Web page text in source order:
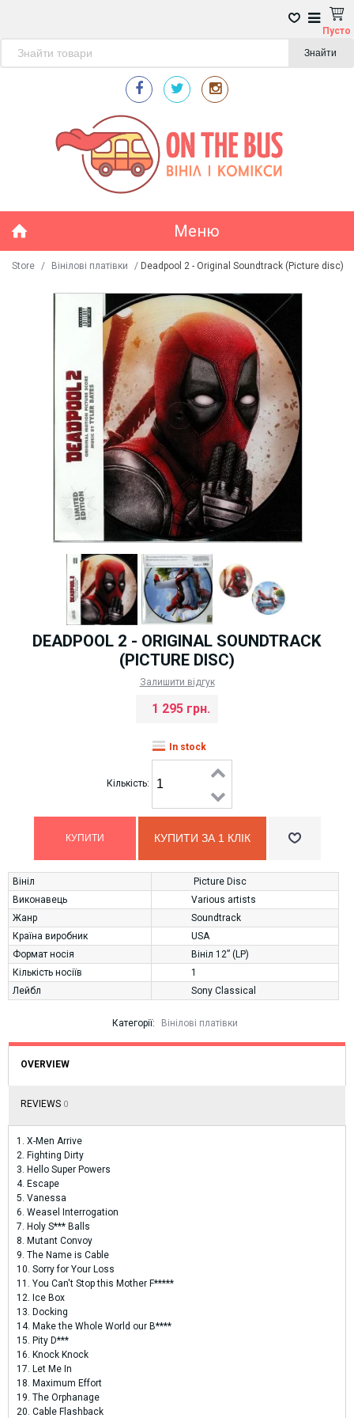
Пусто
Знайти
Меню
Store / Вінілові платівки / Deadpool 2 - Original Soundtrack (Picture disc)
DEADPOOL 2 - ORIGINAL SOUNDTRACK
(PICTURE DISC)
Залишити відгук
1 295 грн.
In stock
Кількість:
КУПИТИ ЗА 1 КЛIК
Вініл
Picture Disc
Виконавець
Various artists
Жанр
Soundtrack
Країна виробник
USA
Формат носія
Вініл 12” (LP)
Кількість носіїв
1
Лейбл
Sony Classical
Категорії: Вінілові платівки
OVERVIEW
REVIEWS 0
1. X-Men Arrive
2. Fighting Dirty
3. Hello Super Powers
4. Escape
5. Vanessa
6. Weasel Interrogation
7. Holy S*** Balls
8. Mutant Convoy
9. The Name is Cable
10. Sorry for Your Loss
11. You Can't Stop this Mother F*****
12. Ice Box
13. Docking
14. Make the Whole World our B****
15. Pity D***
16. Knock Knock
17. Let Me In
18. Maximum Effort
19. The Orphanage
20. Cable Flashback